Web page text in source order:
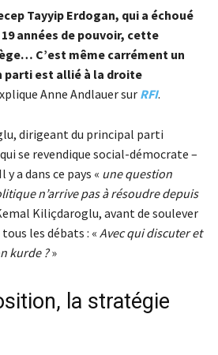
Tayyip Erdogan, qui a échoué
années de pouvoir, cette
C’est même carrément un
parti est allié à la droite
Anne Andlauer surRFI.
dirigeant du principal parti
se revendique social-démocrate –
a dans ce pays « une question
n’arrive pas à résoudre depuis
Kiliçdaroglu, avant de soulever
les débats : « Avec qui discuter et
kurde ?»
la stratégie